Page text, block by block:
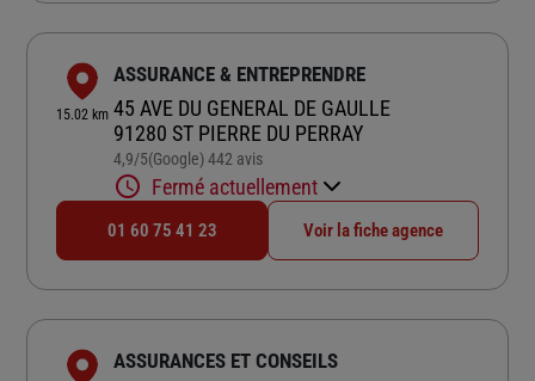
15.02 km
ASSURANCE & ENTREPRENDRE
45 AVE DU GENERAL DE GAULLE
91280 ST PIERRE DU PERRAY
4,9/5Note de 4.9 sur 5
(Google) 442 avis
Fermé actuellement
01 60 75 41 23 Voir la fiche agence
ASSURANCES ET CONSEILS